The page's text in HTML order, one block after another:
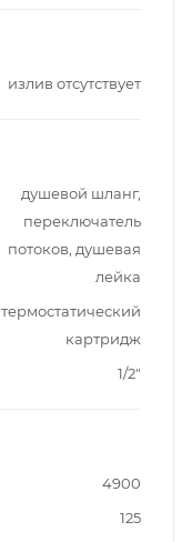
излив отсутствует
душевой шланг,
переключатель
потоков, душевая
лейка
термостатический
картридж
1/2"
4900
125